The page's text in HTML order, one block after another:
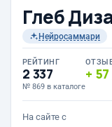
Глеб
Нейросаммари
РЕЙТИНГ
2 337
№ 869 в каталоге
57
На сайте с